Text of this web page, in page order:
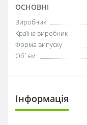
ОСНОВНІ
Виробник
Країна виробник
Форма випуску
Об`єм
Інформація